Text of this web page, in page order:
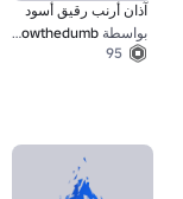
آذان أرنب رقيق أسود
بواسطة Willowthedumb
95